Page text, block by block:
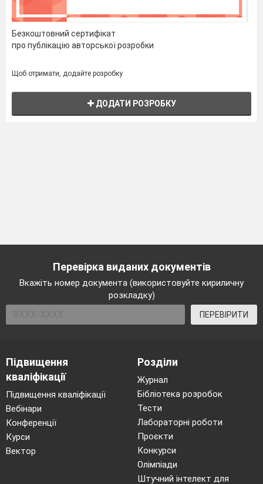
Безкоштовний сертифікат
про публікацію авторської розробки
Щоб отримати, додайте розробку
ДОДАТИ РОЗРОБКУ
Перевірка виданих документів
Вкажіть номер документа (використовуйте кириличну
розкладку)
ПЕРЕВІРИТИ
Підвищення
кваліфікації
Підвищення кваліфікації
Вебінари
Конференції
Курси
Вектор
Розділи
Журнал
Бібліотека розробок
Тести
Лабораторні роботи
Проєкти
Конкурси
Олімпіади
Штучний інтелект для